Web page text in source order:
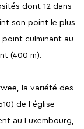
dont 12 dans
son point le plus
point culminant au
(400 m).
la variété des
de l’église
au Luxembourg,